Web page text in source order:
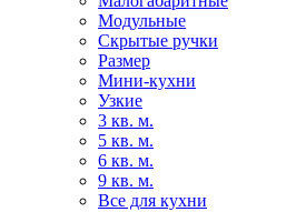
Модульные
Скрытые ручки
Размер
Мини-кухни
Узкие
3 кв. м.
5 кв. м.
6 кв. м.
9 кв. м.
Все для кухни